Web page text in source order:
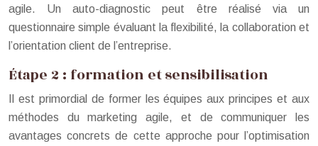
agile. Un auto-diagnostic peut être réalisé via un
questionnaire simple évaluant la flexibilité, la collaboration et
l’orientation client de l’entreprise.
Étape 2 : formation et sensibilisation
Il est primordial de former les équipes aux principes et aux
méthodes du marketing agile, et de communiquer les
avantages concrets de cette approche pour l’optimisation